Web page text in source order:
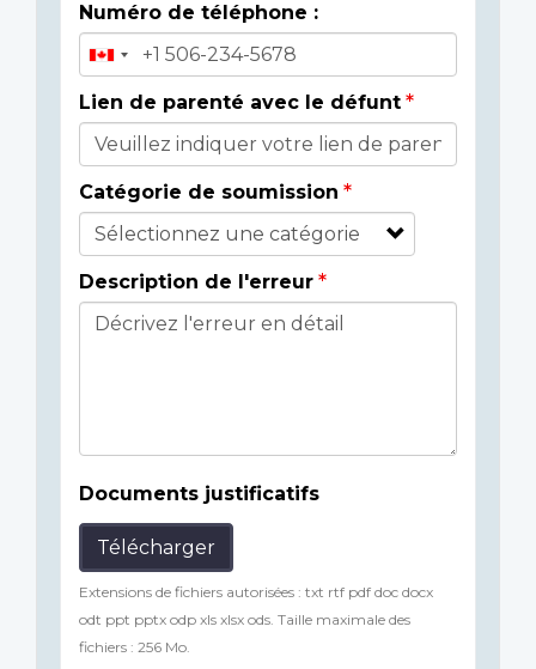
Numéro de téléphone :
Lien de parenté avec le défunt
Catégorie de soumission
Description de l'erreur
Documents justificatifs
Télécharger
Extensions de fichiers autorisées : txt rtf pdf doc docx
odt ppt pptx odp xls xlsx ods. Taille maximale des
fichiers : 256 Mo.